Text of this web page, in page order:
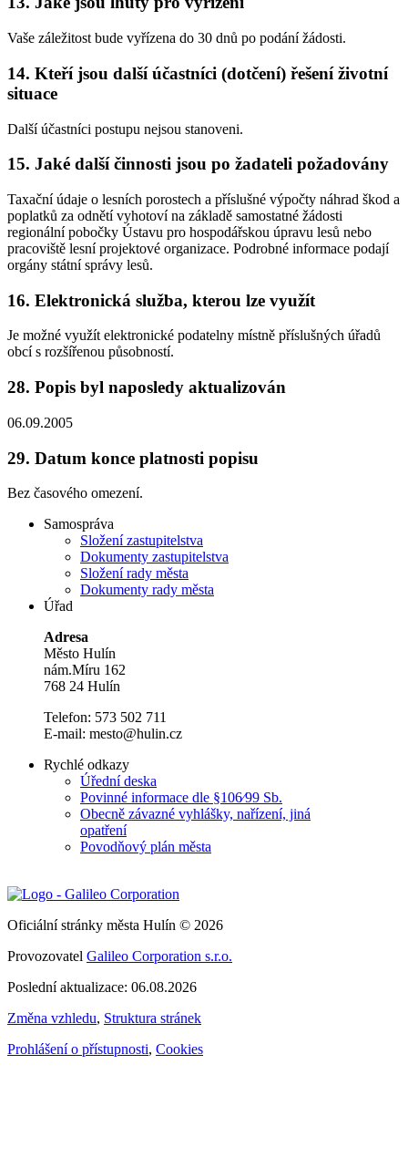
Vaše záležitost bude vyřízena do 30 dnů po podání žádosti.
14. Kteří jsou další účastníci (dotčení) řešení životní
situace
Další účastníci postupu nejsou stanoveni.
15. Jaké další činnosti jsou po žadateli požadovány
Taxační údaje o lesních porostech a příslušné výpočty náhrad škod a
poplatků za odnětí vyhotoví na základě samostatné žádosti
regionální pobočky Ústavu pro hospodářskou úpravu lesů nebo
pracoviště lesní projektové organizace. Podrobné informace podají
orgány státní správy lesů.
16. Elektronická služba, kterou lze využít
Je možné využít elektronické podatelny místně příslušných úřadů
obcí s rozšířenou působností.
28. Popis byl naposledy aktualizován
06.09.2005
29. Datum konce platnosti popisu
Bez časového omezení.
Samospráva
Složení zastupitelstva
Dokumenty zastupitelstva
Složení rady města
Dokumenty rady města
Úřad
Adresa
Město Hulín
nám.Míru 162
768 24 Hulín
Telefon: 573 502 711
E-mail: mesto@hulin.cz
Rychlé odkazy
Úřední deska
Povinné informace dle §106⁄99 Sb.
Obecně závazné vyhlášky, nařízení, jiná
opatření
Povodňový plán města
Oficiální stránky města Hulín © 2026
Provozovatel Galileo Corporation s.r.o.
Poslední aktualizace: 06.08.2026
Změna vzhledu, Struktura stránek
Prohlášení o přístupnosti, Cookies